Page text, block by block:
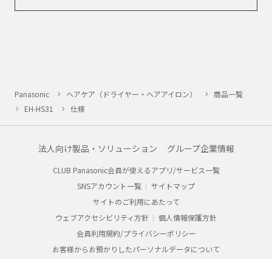
Panasonic ヘアケア（ドライヤー・ヘアアイロン）
商品一覧
EH-HS31
仕様
法人向け製品・ソリューション グループ企業情報
CLUB Panasonic会員が使えるアプリ/サービス一覧
SNSアカウント一覧
サイトマップ
サイトのご利用にあたって
ウェブアクセシビリティ方針
個人情報保護方針
会員利用規約/プライバシーポリシー
お客様からお預かりしたパーソナルデータについて